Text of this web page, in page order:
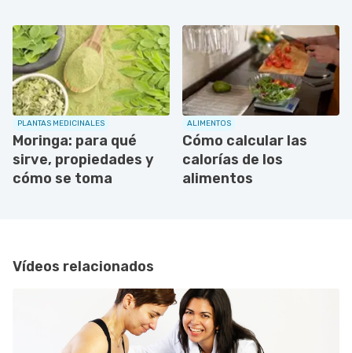
PLANTAS MEDICINALES
Moringa: para qué
sirve, propiedades y
cómo se toma
ALIMENTOS
Cómo calcular las
calorías de los
alimentos
Vídeos relacionados